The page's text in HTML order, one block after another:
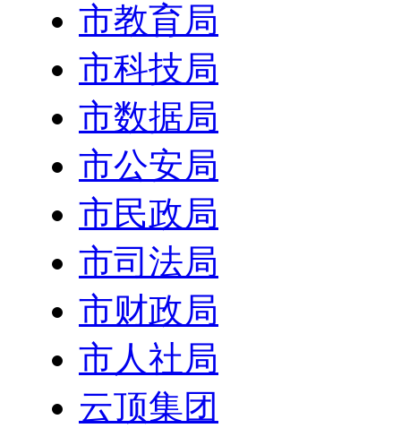
市教育局
市科技局
市数据局
市公安局
市民政局
市司法局
市财政局
市人社局
云顶集团